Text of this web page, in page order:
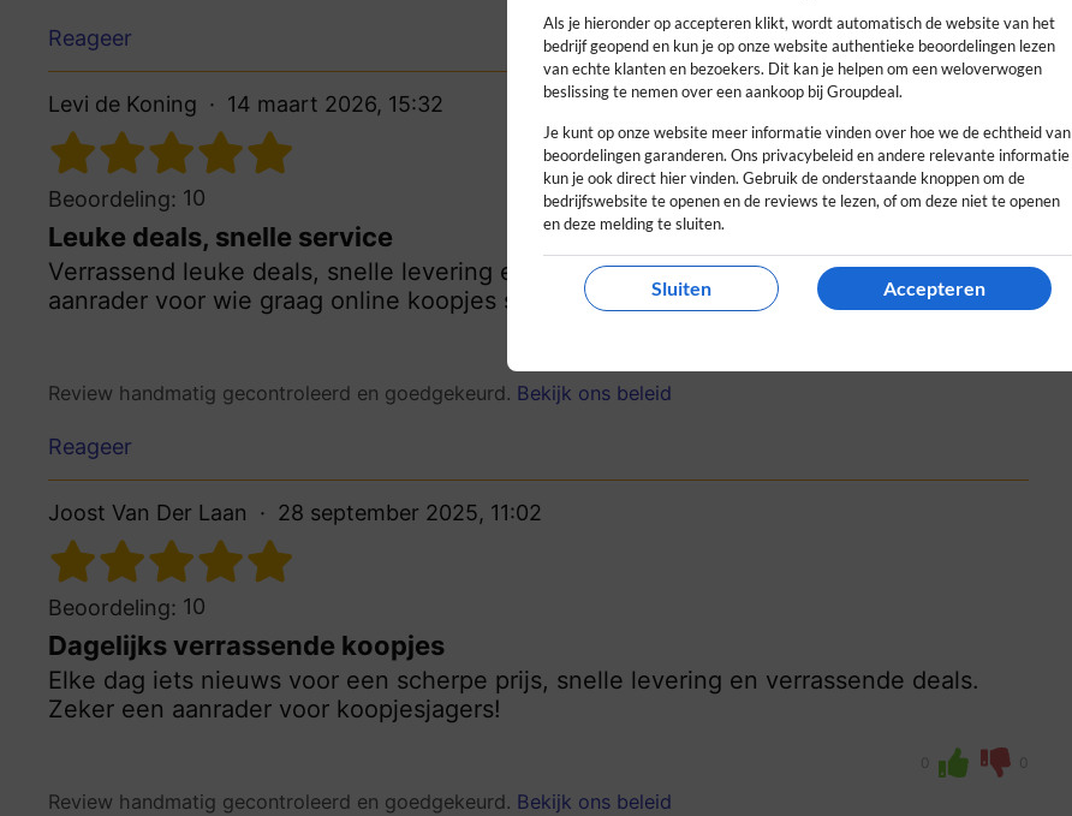
Reageer
Levi de Koning 14 maart 2026, 15:32
Beoordeling: 10
Leuke deals, snelle service
Verrassend leuke deals, snelle levering en altijd een gevarieerd aanbod. Echt een
aanrader voor wie graag online koopjes scoort!
Review handmatig gecontroleerd en goedgekeurd. Bekijk ons beleid
Reageer
Joost Van Der Laan 28 september 2025, 11:02
Beoordeling: 10
Dagelijks verrassende koopjes
Elke dag iets nieuws voor een scherpe prijs, snelle levering en verrassende deals.
Zeker een aanrader voor koopjesjagers!
0 0
Review handmatig gecontroleerd en goedgekeurd. Bekijk ons beleid
Als je hieronder op accepteren klikt, wordt automatisch de website van het
bedrijf geopend en kun je op onze website authentieke beoordelingen lezen
van echte klanten en bezoekers. Dit kan je helpen om een weloverwogen
beslissing te nemen over een aankoop bij Groupdeal.
Je kunt op onze website meer informatie vinden over hoe we de echtheid van
beoordelingen garanderen. Ons privacybeleid en andere relevante informatie
kun je ook direct hier vinden. Gebruik de onderstaande knoppen om de
bedrijfswebsite te openen en de reviews te lezen, of om deze niet te openen
en deze melding te sluiten.
Sluiten Accepteren